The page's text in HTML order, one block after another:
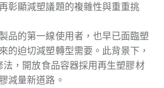
彰顯減塑議題的複雜性與重重挑
品的第一線使用者，也早已面臨塑
的迫切減塑轉型需要。此背景下，
，開放食品容器採用再生塑膠材
減量新道路。